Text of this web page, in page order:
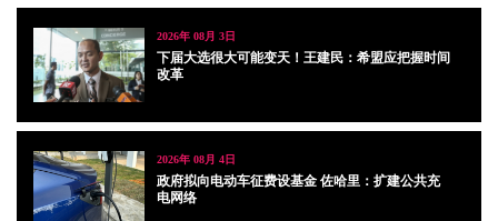
2026年 08月 3日
下届大选很大可能变天！王建民：希盟应把握时间
改革
2026年 08月 4日
政府拟向电动车征费设基金 佐哈里：扩建公共充
电网络